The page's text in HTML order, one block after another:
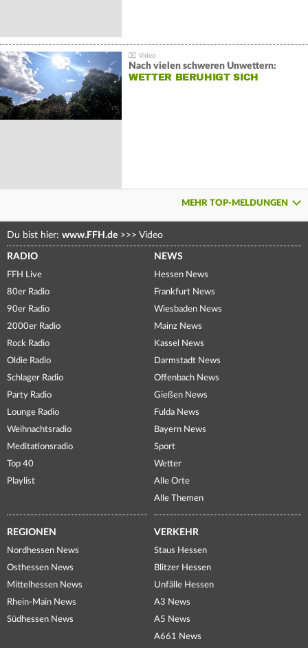
Nach vielen schweren Unwettern:
WETTER BERUHIGT SICH
MEHR TOP-MELDUNGEN
Du bist hier: www.FFH.de >>> Video
RADIO
FFH Live
80er Radio
90er Radio
2000er Radio
Rock Radio
Oldie Radio
Schlager Radio
Party Radio
Lounge Radio
Weihnachtsradio
Meditationsradio
Top 40
Playlist
NEWS
Hessen News
Frankfurt News
Wiesbaden News
Mainz News
Kassel News
Darmstadt News
Offenbach News
Gießen News
Fulda News
Bayern News
Sport
Wetter
Alle Orte
Alle Themen
REGIONEN
Nordhessen News
Osthessen News
Mittelhessen News
Rhein-Main News
Südhessen News
VERKEHR
Staus Hessen
Blitzer Hessen
Unfälle Hessen
A3 News
A5 News
A661 News